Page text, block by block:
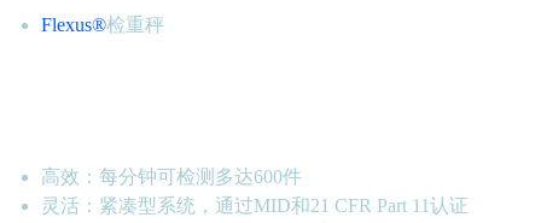
Flexus®检重秤
高效：每分钟可检测多达600件
灵活：紧凑型系统，通过MID和21 CFR Part 11认证